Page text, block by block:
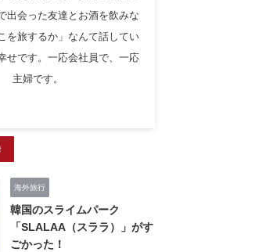
出会った友達とお酒を飲みな
を旅するか」なんて話してい
せです。一応会社員で、一応
主婦です。
海外旅行
韓国のスライムパーク
「SLALAA（スララ）」がす
ごかった！